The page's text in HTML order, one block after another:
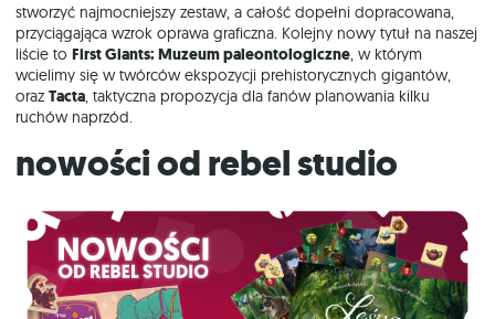
stworzyć najmocniejszy zestaw, a całość dopełni dopracowana,
przyciągająca wzrok oprawa graficzna. Kolejny nowy tytuł na naszej
liście to First Giants: Muzeum paleontologiczne, w którym
wcielimy się w twórców ekspozycji prehistorycznych gigantów,
oraz Tacta, taktyczna propozycja dla fanów planowania kilku
ruchów naprzód.
nowości od rebel studio